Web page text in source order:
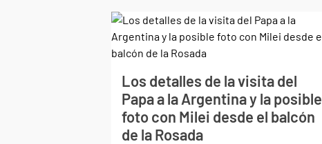
Los detalles de la visita del
Papa a la Argentina y la posible
foto con Milei desde el balcón
de la Rosada